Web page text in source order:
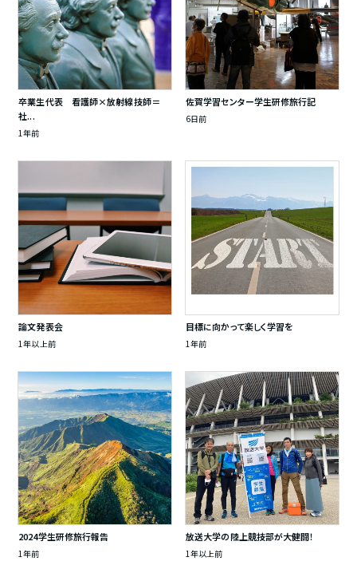
卒業生代表 看護師×放射線技師＝
社...
1年前
佐賀学習センター学生研修旅行記
6日前
論文発表会
1年以上前
目標に向かって楽しく学習を
1年前
2024学生研修旅行報告
1年前
放送大学の陸上競技部が大健闘！
1年以上前